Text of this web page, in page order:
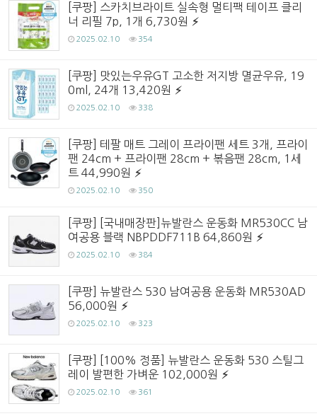
[쿠팡] 스카치브라이트 실속형 멀티팩 테이프 클리
너 리필 7p, 1개 6,730원
2025.02.10 354
[쿠팡] 맛있는우유GT 고소한 저지방 멸균우유, 19
0ml, 24개 13,420원
2025.02.10 338
[쿠팡] 테팔 매트 그레이 프라이팬 세트 3개, 프라이
팬 24cm + 프라이팬 28cm + 볶음팬 28cm, 1세
트 44,990원
2025.02.10 350
[쿠팡] [국내매장판]뉴발란스 운동화 MR530CC 남
여공용 블랙 NBPDDF711B 64,860원
2025.02.10 384
[쿠팡] 뉴발란스 530 남여공용 운동화 MR530AD
56,000원
2025.02.10 323
[쿠팡] [100% 정품] 뉴발란스 운동화 530 스틸그
레이 발편한 가벼운 102,000원
2025.02.10 361